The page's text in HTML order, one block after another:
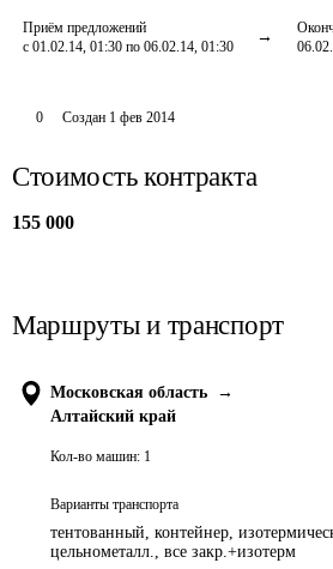
Приём предложений
с 01.02.14, 01:30 по 06.02.14, 01:30
0 Создан 1 фев 2014
Стоимость контракта
155 000
Маршруты и транспорт
Московская область
→
Алтайский край
Кол-во машин: 1
Варианты транспорта
тентованный, контейнер,
цельнометалл., все закр.+изотерм